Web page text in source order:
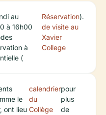
au
à 16h00
à
(
Réservation
de visite au
Xavier
College
).
le
ont lieu
calendrier
du
Collège
pour
plus
de